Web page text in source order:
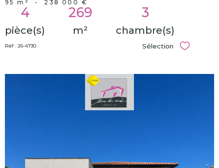
95 m² - 238 000 €
4
pièce(s)
269
m²
3
chambre(s)
Réf : 26-4730 Sélection